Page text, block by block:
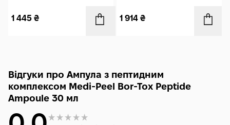
1 445 ₴ 1 914 ₴
Відгуки про Ампула з пептидним
комплексом Medi-Peel Bor-Tox Peptide
Ampoule 30 мл